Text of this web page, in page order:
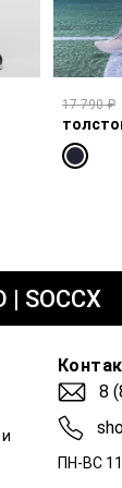
СДЭК
17 790 ₽
| SOCCX
8
ПН-ВС